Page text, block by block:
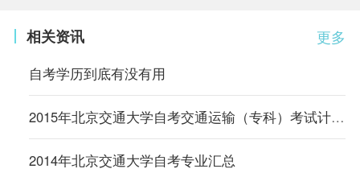
更多
相关资讯
自考学历到底有没有用
2015年北京交通大学自考交通运输（专科）考试计划（内蒙古）
2014年北京交通大学自考专业汇总